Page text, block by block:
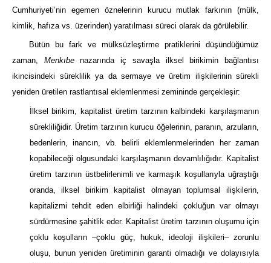
Cumhuriyeti’nin egemen öznelerinin kurucu mutlak farkının (mülk,
kimlik, hafıza vs. üzerinden) yaratılması süreci olarak da görülebilir.
Bütün bu fark ve mülksüzleştirme pratiklerini düşündüğümüz
zaman, Menkıbenazarında iç savaşla ilksel birikimin bağlantısı
ikincisindeki süreklilik ya da sermaye ve üretim ilişkilerinin sürekli
yeniden üretilen rastlantısal eklemlenmesi zemininde gerçekleşir:
İlksel birikim, kapitalist üretim tarzının kalbindeki karşılaşmanın
sürekliliğidir. Üretim tarzının kurucu öğelerinin, paranın, arzuların,
bedenlerin, inancın, vb. belirli eklemlenmelerinden her zaman
kopabileceği olgusundaki karşılaşmanın devamlılığıdır. Kapitalist
üretim tarzının üstbelirlenimli ve karmaşık koşullarıyla uğraştığı
oranda, ilksel birikim kapitalist olmayan toplumsal ilişkilerin,
kapitalizmi tehdit eden elbirliği halindeki çokluğun var olmayı
sürdürmesine şahitlik eder. Kapitalist üretim tarzının oluşumu için
çoklu koşulların –çoklu güç, hukuk, ideoloji ilişkileri– zorunlu
oluşu, bunun yeniden üretiminin garanti olmadığı ve dolayısıyla